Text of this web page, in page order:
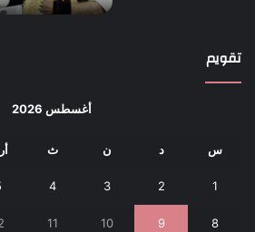
تقويم
أغسطس 2026
س د ن ث
1
2
3
4
8
9
10
11